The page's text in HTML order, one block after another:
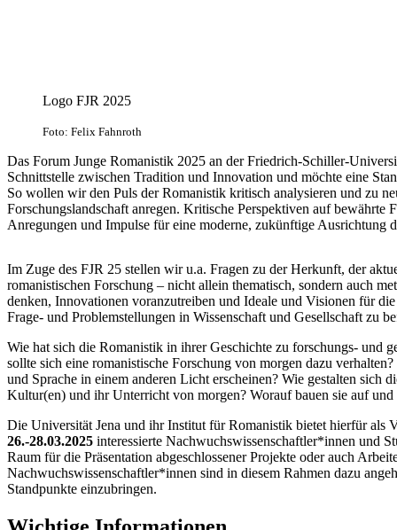
Logo FJR 2025
Foto: Felix Fahnroth
Das Forum Junge Romanistik 2025 an der Friedrich-Schiller-
Schnittstelle zwischen Tradition und Innovation und möchte eine
So wollen wir den Puls der Romanistik kritisch analysieren und zu
Forschungslandschaft anregen. Kritische Perspektiven auf bewährte
Anregungen und Impulse für eine moderne, zukünftige Ausrichtung
Im Zuge des FJR 25 stellen wir u.a. Fragen zu der Herkunft, der
romanistischen Forschung – nicht allein thematisch, sondern auch
denken, Innovationen voranzutreiben und Ideale und Visionen für
Frage- und Problemstellungen in Wissenschaft und Gesellschaft zu
Wie hat sich die Romanistik in ihrer Geschichte zu forschungs- und
sollte sich eine romanistische Forschung von morgen dazu
und Sprache in einem anderen Licht erscheinen? Wie gestalten sich
Kultur(en) und ihr Unterricht von morgen? Worauf bauen sie auf
Die Universität Jena und ihr Institut für Romanistik bietet hierfür als
26.-28.03.2025 interessierte Nachwuchswissenschaftler*innen und
Raum für die Präsentation abgeschlossener Projekte oder auch
Nachwuchswissenschaftler*innen sind in diesem Rahmen dazu
Standpunkte einzubringen.